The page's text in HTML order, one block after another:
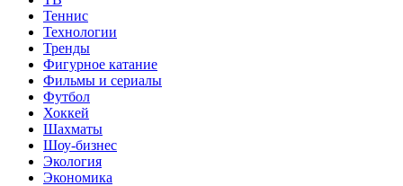
Теннис
Технологии
Тренды
Фигурное катание
Фильмы и сериалы
Футбол
Хоккей
Шахматы
Шоу-бизнес
Экология
Экономика